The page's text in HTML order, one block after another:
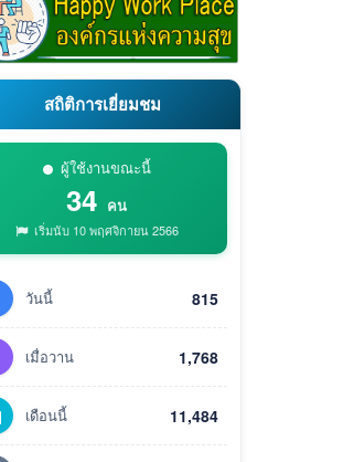
สถิติการเยี่ยมชม
ผู้ใช้งานขณะนี้
34 คน
เริ่มนับ 10 พฤศจิกายน 2566
วันนี้ 815
เมื่อวาน 1,768
เดือนนี้ 11,484